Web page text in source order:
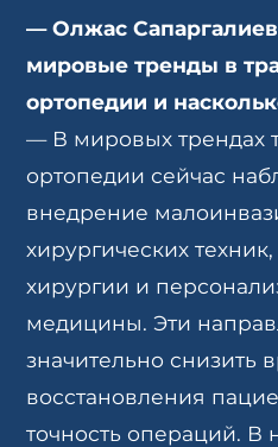
—Олжас
мировые тренды в
ортопедии и
— В мировых трендах
ортопедии сейчас
внедрение
хирургических
хирургии и
медицины. Эти
значительно снизить
восстановления
точность операций.